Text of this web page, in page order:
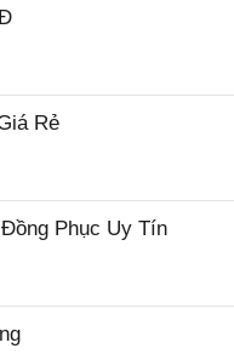
Rẻ
Phục Uy Tín